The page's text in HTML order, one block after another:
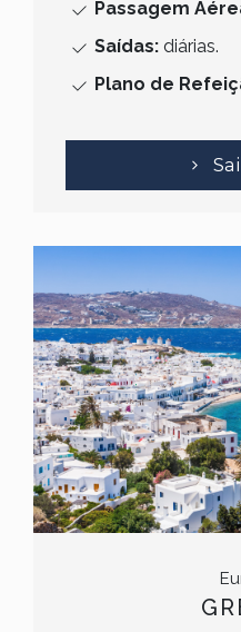
Passagem
Saídas:diárias.
Plano de